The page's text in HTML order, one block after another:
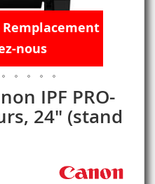
IPF PRO-
24" (stand
Remplacement
nous